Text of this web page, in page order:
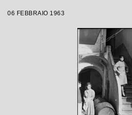
06 FEBBRAIO 1963